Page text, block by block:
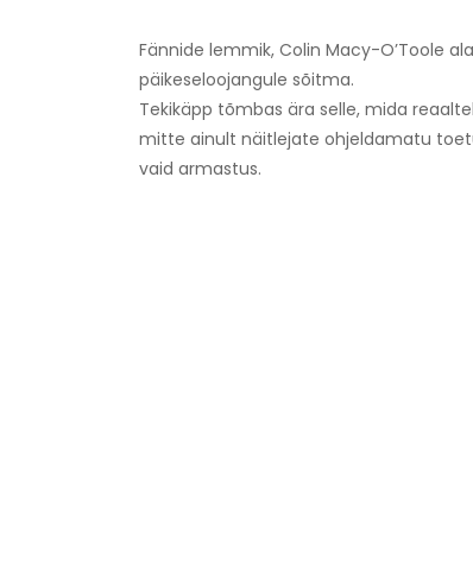
Fännide lemmik, Colin Macy-O’Toole
päikeseloojangule sõitma.
Tekikäpp tõmbas ära selle, mida
mitte ainult näitlejate ohjeldamatu
vaid armastus.